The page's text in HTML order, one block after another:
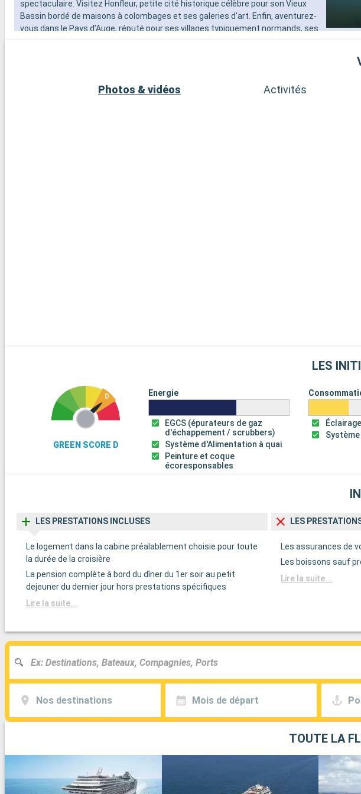
spectaculaire. Visitez Honfleur, petite cité historique célèbre pour son Vieux
Bassin bordé de maisons à colombages et ses galeries d'art. Enfin, aventurez-
vous dans le Pays d’Auge, réputé pour ses villages typiquement normands, ses
Photos & vidéos Activités
LES
GREEN SCORE D
Energie
EGCS (épurateurs de gaz
d'échappement / scrubbers)
Système d'Alimentation à quai
Peinture et coque
écoresponsables
Système
LES PRESTATIONS INCLUSES
Le logement dans la cabine préalablement choisie pour toute
la durée de la croisière
La pension complète à bord du dîner du 1er soir au petit
dejeuner du dernier jour hors prestations spécifiques
Lire la suite...
LES
Les assurances de
Les boissons sauf
Lire la suite...
Nos destinations Mois de départ
TOUTE LA